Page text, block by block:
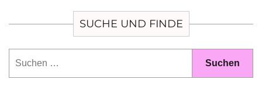
SUCHE UND FINDE